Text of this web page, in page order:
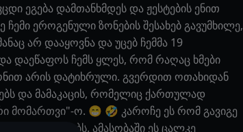
ეგება დამთანხმდეს და ჟესტების ენით
ჩემი ეროგენული ზონების შესახებ გავუმხილე,
არ დააყოვნა და უცებ ჩემმა 19
დაეწაფოს ჩემს ყლეს, რომ რაღაც ხმები
არის დატიხრული. გვერდით ოთახიდან
და მამაკაცის, რომელიც ქართულად
მომართვი"-ო. 😁 🤣 კაროჩე ეს რომ გავიგე
მაინტერესებს. ამასობაში ეს ცალკე